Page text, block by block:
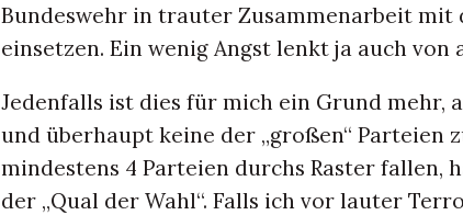
Bundeswehr in trauter Zusammenarbeit mit
einsetzen. Ein wenig Angst lenkt ja auch von
Jedenfalls ist dies für mich ein Grund mehr,
und überhaupt keine der „großen“ Parteien
mindestens 4 Parteien durchs Raster fallen,
der „Qual der Wahl“. Falls ich vor lauter